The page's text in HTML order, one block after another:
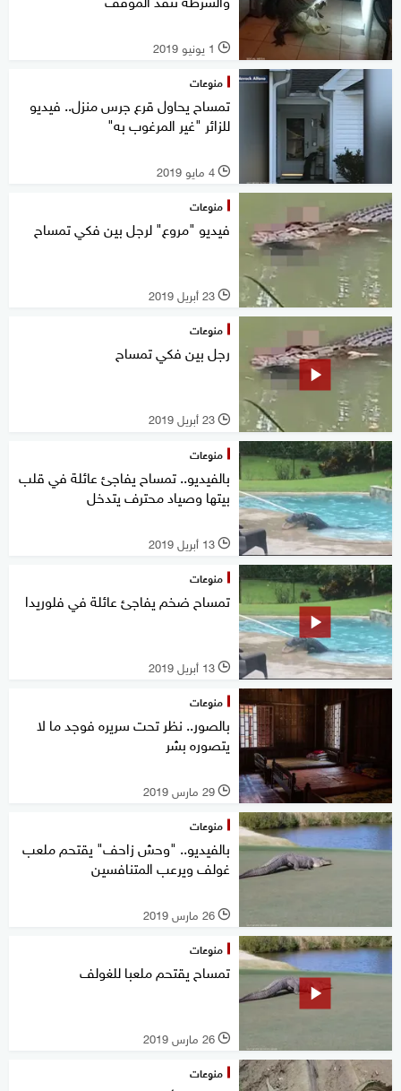
l 1 يونيو 2019
منوعات
تمساح يحاول قرع جرس منزل.. فيديو
للزائر "غير المرغوب به"
l 4 مايو 2019
منوعات
فيديو "مروع" لرجل بين فكي تمساح
l 23 أبريل 2019
منوعات
رجل بين فكي تمساح
l 23 أبريل 2019
منوعات
بالفيديو.. تمساح يفاجئ عائلة في قلب
بيتها وصياد محترف يتدخل
l 13 أبريل 2019
منوعات
تمساح ضخم يفاجئ عائلة في فلوريدا
l 13 أبريل 2019
منوعات
بالصور.. نظر تحت سريره فوجد ما لا
يتصوره بشر
l 29 مارس 2019
منوعات
بالفيديو.. "وحش زاحف" يقتحم ملعب
غولف ويرعب المتنافسين
l 26 مارس 2019
منوعات
تمساح يقتحم ملعبا للغولف
l 26 مارس 2019
منوعات